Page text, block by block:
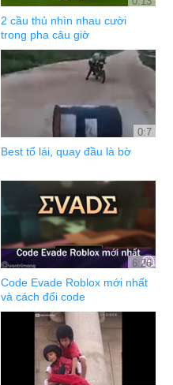
2 cầu thủ nhìn nhau cười
trong pha câu giờ
0:7
Best tổ lái, quay đầu là bờ
6:26
Code Evade Roblox mới nhất
và cách đổi code